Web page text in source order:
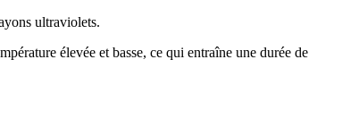
ultraviolets.
élevée et basse, ce qui entraîne une durée de